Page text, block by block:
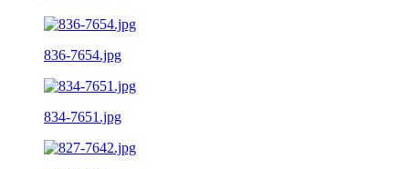
836-7654.jpg
834-7651.jpg